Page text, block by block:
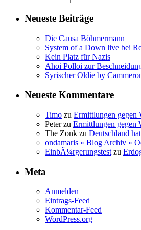
Neueste Beiträge
Die Causa Böhmermann
System of a Down live bei
Kein Platz für Nazis
Ahoi Polloi zur
Syrischer Oldie by
Neueste Kommentare
Timo zu Ermittlungen gegen
Peterzu Ermittlungen gegen
The Zonk zu Deutschland
ondamaris » Blog Archiv »
EinbÃ¼rgerungstest zu
Meta
Anmelden
Eintrags-Feed
Kommentar-Feed
WordPress.org